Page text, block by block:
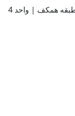
همکف | واحد 4